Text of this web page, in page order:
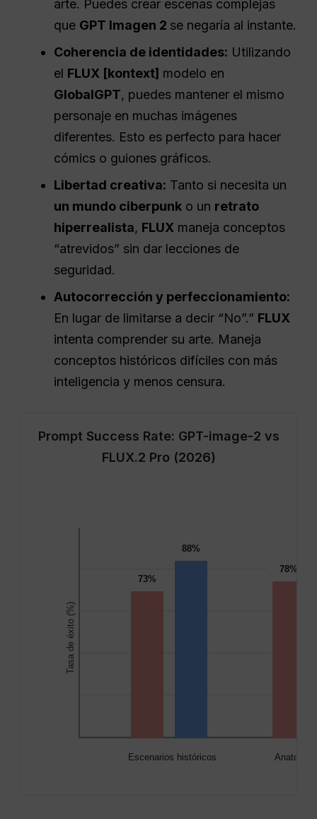
arte. Puedes crear escenas complejas
que GPT Imagen 2 se negaría al instante.
Coherencia de identidades: Utilizando
el FLUX [kontext] modelo en
GlobalGPT, puedes mantener el mismo
personaje en muchas imágenes
diferentes. Esto es perfecto para hacer
cómics o guiones gráficos.
Libertad creativa: Tanto si necesita un
un mundo ciberpunk o un retrato
hiperrealista, FLUX maneja conceptos
“atrevidos” sin dar lecciones de
seguridad.
Autocorrección y perfeccionamiento:
En lugar de limitarse a decir “No”.” FLUX
intenta comprender su arte. Maneja
conceptos históricos difíciles con más
inteligencia y menos censura.
Prompt Success Rate: GPT-image-2 vs
FLUX.2 Pro (2026)
Tasa de éxito (%)
73%
88%
Escenarios históricos
78%
Anatomía